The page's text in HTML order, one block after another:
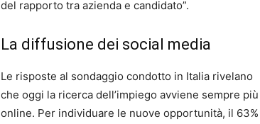
del rapporto tra azienda e candidato”.
La diffusione dei social media
Le risposte al sondaggio condotto in Italia rivelano
che oggi la ricerca dell’impiego avviene sempre più
online. Per individuare le nuove opportunità, il 63%